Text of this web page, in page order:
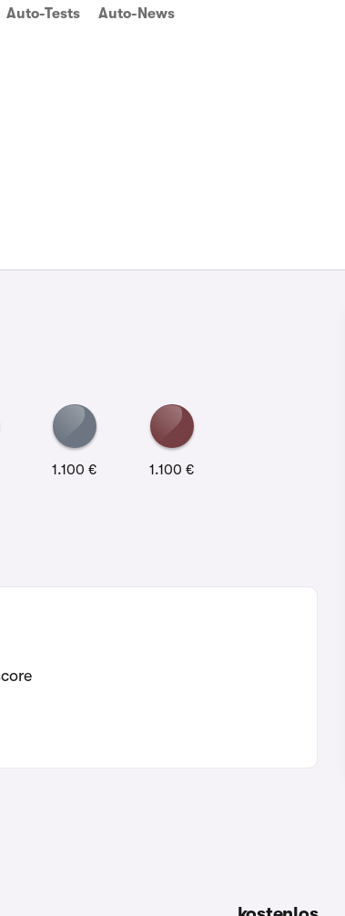
Auto-Tests Auto-News
1.100 € 1.100 €